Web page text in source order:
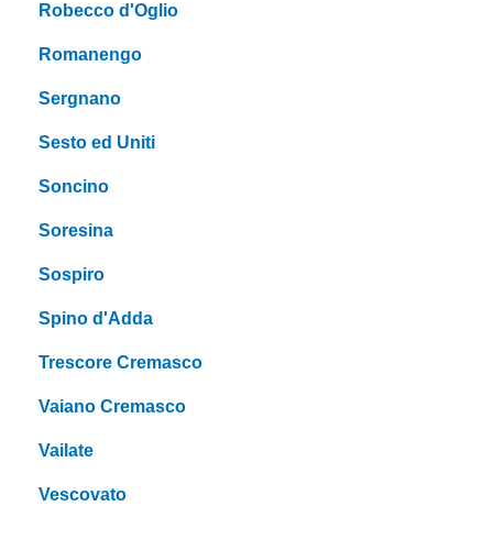
Robecco d'Oglio
Romanengo
Sergnano
Sesto ed Uniti
Soncino
Soresina
Sospiro
Spino d'Adda
Trescore Cremasco
Vaiano Cremasco
Vailate
Vescovato